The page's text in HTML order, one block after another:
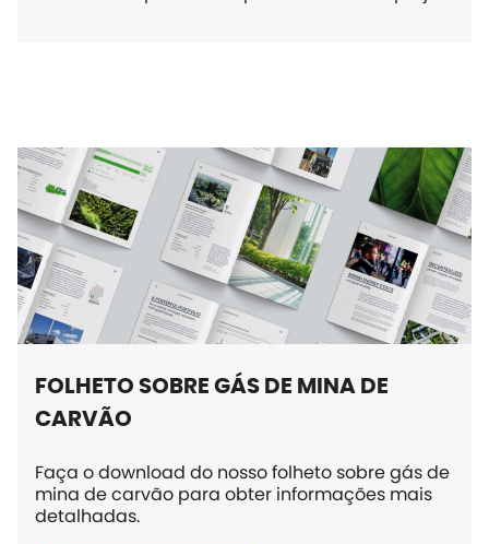
FOLHETO SOBRE GÁS DE MINA DE
CARVÃO
Faça o download do nosso folheto sobre gás de
mina de carvão para obter informações mais
detalhadas.